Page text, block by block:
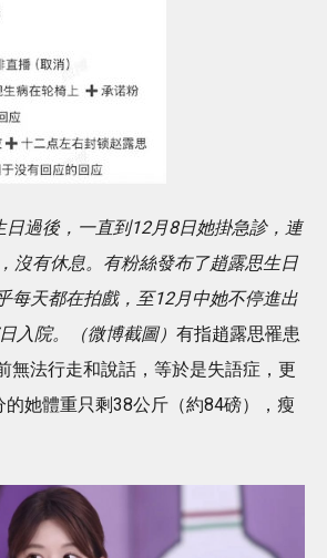
日過後，一直到12月8日她掛急診，連
沒有休息。有粉絲發布了趙露思生日
每天都在拍戲，至12月中她不停進出
入院。（微博截圖） 有指趙露思罹患
無法行走和說話，等於是失語症，更
她體重只剩38公斤（約84磅），瘦